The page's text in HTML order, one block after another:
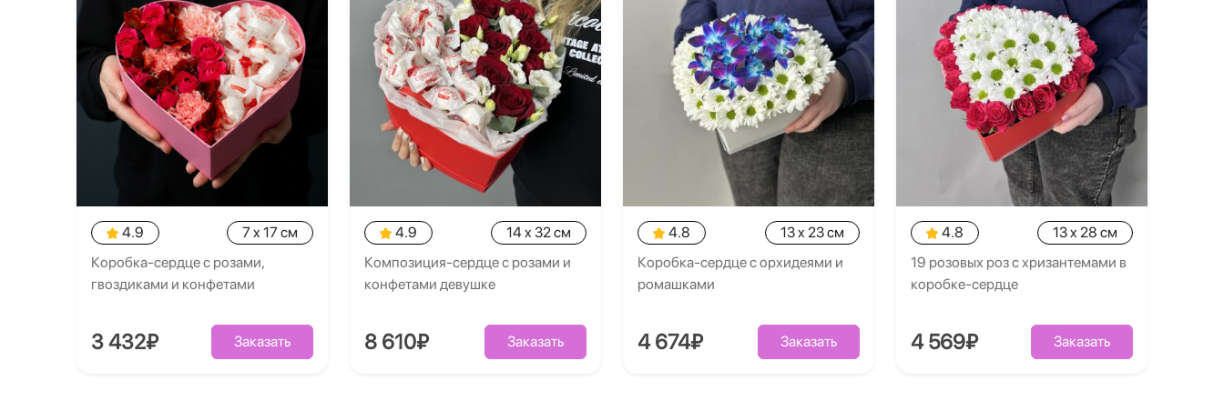
4.9
7 x 17 см
Коробка-сердце с розами,
гвоздиками и конфетами
3 432₽ Заказать
4.9
14 x 32 см
Композиция-сердце с розами и
конфетами девушке
8 610₽ Заказать
4.8
13 x 23 см
Коробка-сердце с орхидеями и
ромашками
4 674₽ Заказать
4.8
13 x 28 см
19 розовых роз с хризантемами в
коробке-сердце
4 569₽ Заказать